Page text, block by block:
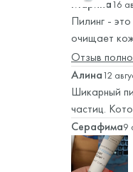
Марина16
Пилинг -
очищает
Пилинг
им ~ раз в
Отзыв
Алина12
Шикарный
частиц.
Серафима9